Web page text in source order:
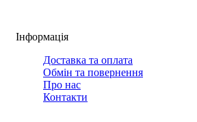
Інформація
Доставка та оплата
Обмін та повернення
Про нас
Контакти